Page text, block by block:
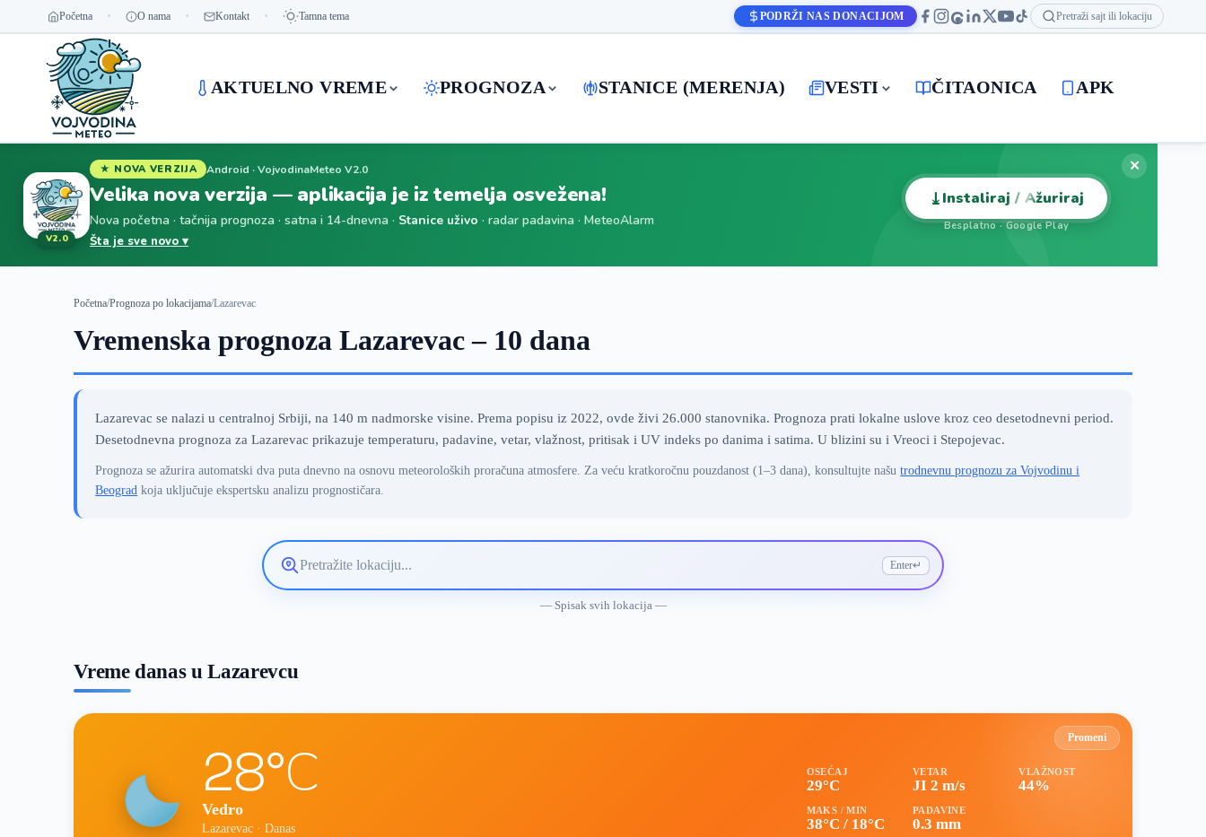
Početna O nama Kontakt Tamna tema PODRŽI NAS DONACIJOM Pretraži sajt ili lokaciju
AKTUELNO VREME PROGNOZA STANICE (MERENJA) VESTI ČITAONICA APK
V2.0
★ NOVA VERZIJA Android · VojvodinaMeteo V2.0
Velika nova verzija — aplikacija je iz temelja osvežena!
Nova početna · tačnija prognoza · satna i 14-dnevna · Stanice uživo · radar padavina · MeteoAlarm
Šta je sve novo ▾
⤓Instaliraj / Ažuriraj
Besplatno · Google Play
✕
Početna/Prognoza po lokacijama/Lazarevac
Vremenska prognoza Lazarevac – 10 dana
Lazarevac se nalazi u centralnoj Srbiji, na 140 m nadmorske visine. Prema popisu iz 2022, ovde živi 26.000 stanovnika. Prognoza prati lokalne uslove kroz ceo desetodnevni period.
Desetodnevna prognoza za Lazarevac prikazuje temperaturu, padavine, vetar, vlažnost, pritisak i UV indeks po danima i satima. U blizini su i Vreoci i Stepojevac.
Prognoza se ažurira automatski dva puta dnevno na osnovu meteoroloških proračuna atmosfere. Za veću kratkoročnu pouzdanost (1–3 dana), konsultujte našutrodnevnu prognozu za Vojvodinu i
Beograd koja uključuje ekspertsku analizu prognostičara.
Pretražite
lokaciju
Enter↵
— Spisak svih lokacija —
Vreme danas u Lazarevcu
Promeni
28°C
Vedro
Lazarevac · Danas
OSEĆAJ
29°C
VETAR
JI 2 m/s
VLAŽNOST
44%
MAKS / MIN
38°C / 18°C
PADAVINE
0.3 mm